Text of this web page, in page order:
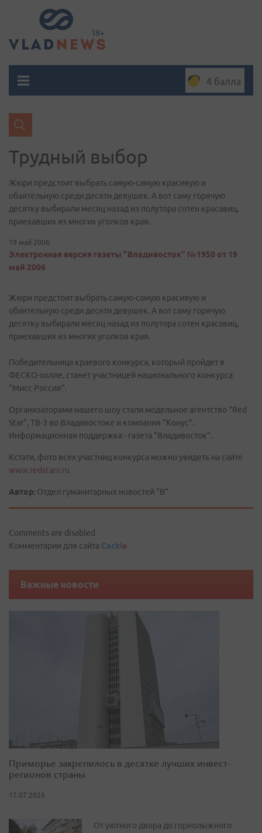
4 балла
Трудный выбор
Жюри предстоит выбрать самую-самую красивую и
обаятельную среди десяти девушек. А вот саму горячую
десятку выбирали месяц назад из полутора сотен красавиц,
приехавших из многих уголков края.
19 май 2006
Электронная версия газеты "Владивосток" №1950 от 19
май 2006
Жюри предстоит выбрать самую-самую красивую и
обаятельную среди десяти девушек. А вот саму горячую
десятку выбирали месяц назад из полутора сотен красавиц,
приехавших из многих уголков края.
Победительница краевого конкурса, который пройдет в
ФЕСКО-холле, станет участницей национального конкурса
"Мисс Россия".
Организаторами нашего шоу стали модельное агентство "Red
Star", ТВ-3 во Владивостоке и компания "Конус".
Информационная поддержка - газета "Владивосток".
Кстати, фото всех участниц конкурса можно увидеть на сайте
www.redstarv.ru
Автор: Отдел гуманитарных новостей "В"
Comments are disabled
Комментарии для сайта Cackle
Важные новости
Приморье закрепилось в десятке лучших инвест-
регионов страны
17.07.2026
От уютного двора до горнолыжного